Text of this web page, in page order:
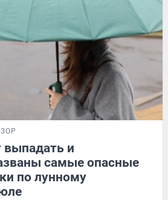
выпадать и
самые опасные
по лунному